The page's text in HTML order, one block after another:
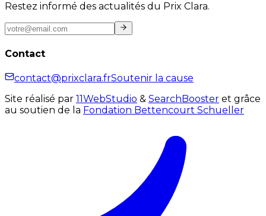
Restez informé des actualités du Prix Clara.
Contact
contact@prixclara.frSoutenir la cause
Site réalisé par 11WebStudio & SearchBooster et grâce
au soutien de la Fondation Bettencourt Schueller